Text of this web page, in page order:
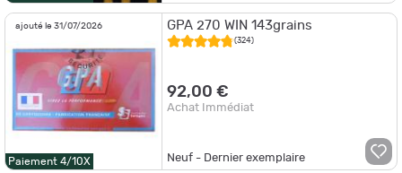
ajouté le 31/07/2026
Paiement 4/10X
GPA 270 WIN 143grains
(324)
92,00 €
Achat Immédiat
Neuf - Dernier exemplaire